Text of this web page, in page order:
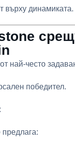
върху динамиката.
най-често
победител.
предлага: